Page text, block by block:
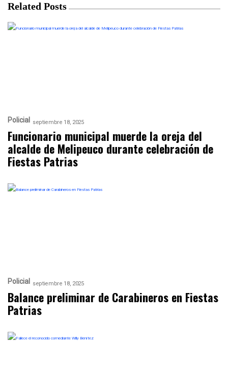
Related Posts
Policial septiembre 18, 2025
Funcionario municipal muerde la oreja del
alcalde de Melipeuco durante celebración de
Fiestas Patrias
Policial septiembre 18, 2025
Balance preliminar de Carabineros en Fiestas
Patrias